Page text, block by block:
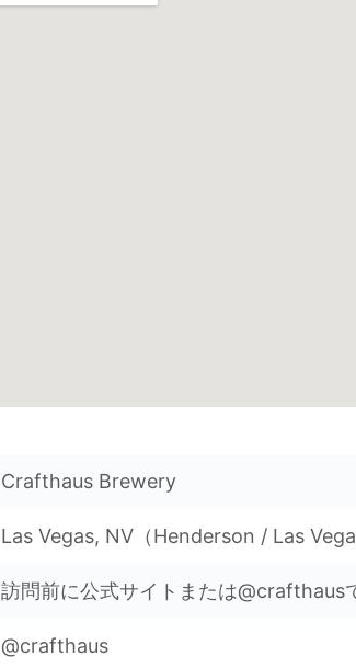
Crafthaus Brewery
Las Vegas, NV（Henderson / Las
訪問前に公式サイトまたは@crafthaus
@crafthaus